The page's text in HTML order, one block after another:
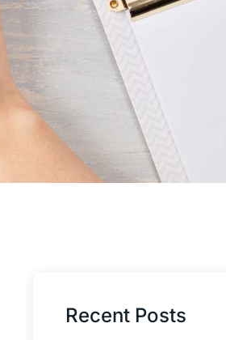
Recent Posts